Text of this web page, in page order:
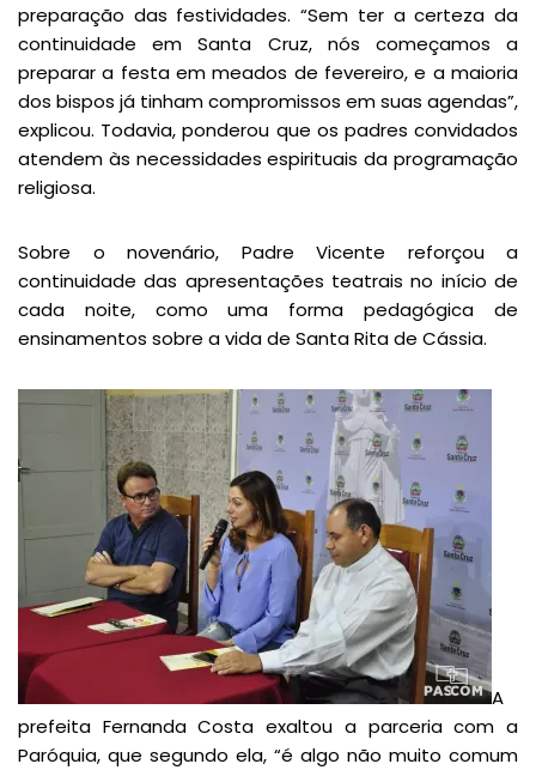
preparação das festividades. “Sem ter a certeza da
continuidade em Santa Cruz, nós começamos a
preparar a festa em meados de fevereiro, e a maioria
dos bispos já tinham compromissos em suas agendas”,
explicou. Todavia, ponderou que os padres convidados
atendem às necessidades espirituais da programação
religiosa.
Sobre o novenário, Padre Vicente reforçou a
continuidade das apresentações teatrais no início de
cada noite, como uma forma pedagógica de
ensinamentos sobre a vida de Santa Rita de Cássia.
A
prefeita Fernanda Costa exaltou a parceria com a
Paróquia, que segundo ela, “é algo não muito comum